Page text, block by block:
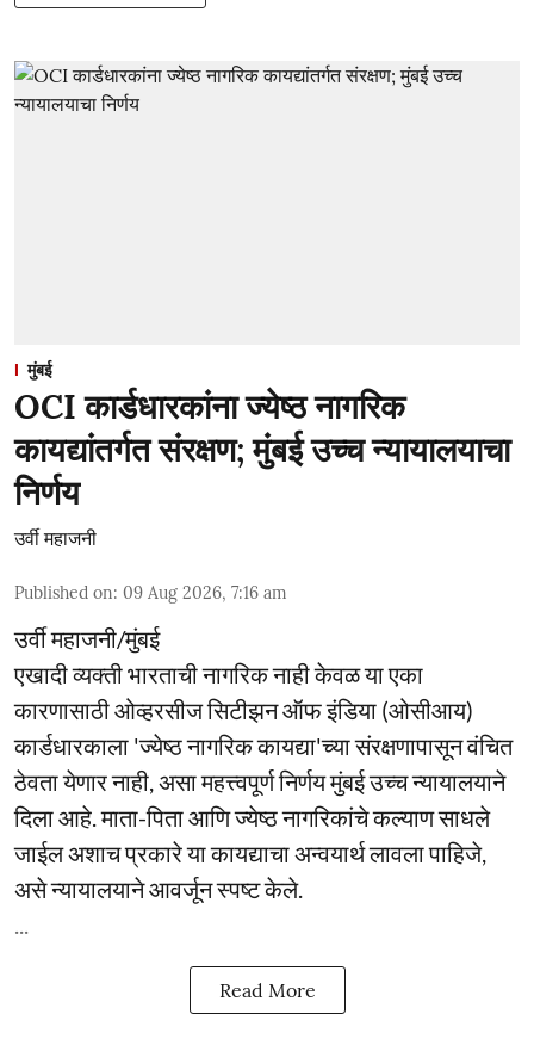
मुंबई
OCI कार्डधारकांना ज्येष्ठ नागरिक
कायद्यांतर्गत संरक्षण; मुंबई उच्च न्यायालयाचा
निर्णय
उर्वी महाजनी
Published on: 09 Aug 2026, 7:16 am
उर्वी महाजनी/मुंबई
एखादी व्यक्ती भारताची नागरिक नाही केवळ या एका
कारणासाठी ओव्हरसीज सिटीझन ऑफ इंडिया (ओसीआय)
कार्डधारकाला 'ज्येष्ठ नागरिक कायद्या'च्या संरक्षणापासून वंचित
ठेवता येणार नाही, असा महत्त्वपूर्ण निर्णय मुंबई उच्च न्यायालयाने
दिला आहे. माता-पिता आणि ज्येष्ठ नागरिकांचे कल्याण साधले
जाईल अशाच प्रकारे या कायद्याचा अन्वयार्थ लावला पाहिजे,
असे न्यायालयाने आवर्जून स्पष्ट केले.
...
Read More